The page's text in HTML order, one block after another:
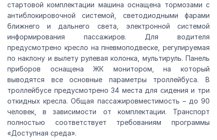
стартовой комплектации машина оснащена тормозами с
антиблокировочной системой, светодиодными фарами
ближнего и дальнего света, электронной системой
информирования пассажиров. Для водителя
предусмотрено кресло на пневмоподвеске, регулируемая
по наклону и вылету рулевая колонка, мультируль. Панель
приборов оснащена ЖК монитором, на который
выводятся все основные параметры троллейбуса. В
троллейбусе предусмотрено 34 места для сидения и три
откидных кресла. Общая пассажировместимость – до 90
человек, в зависимости от комплектации. Транспорт
полностью соответствует требованиям программы
«Доступная среда».